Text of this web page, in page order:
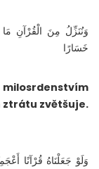
وَنُنَزِّلُ مِنَ الْقُرْآنِ مَا
خَسَارًا
milosrdenstvím
ztrátu zvětšuje.
وَلَوْ جَعَلْنَاهُ قُرْآنًا